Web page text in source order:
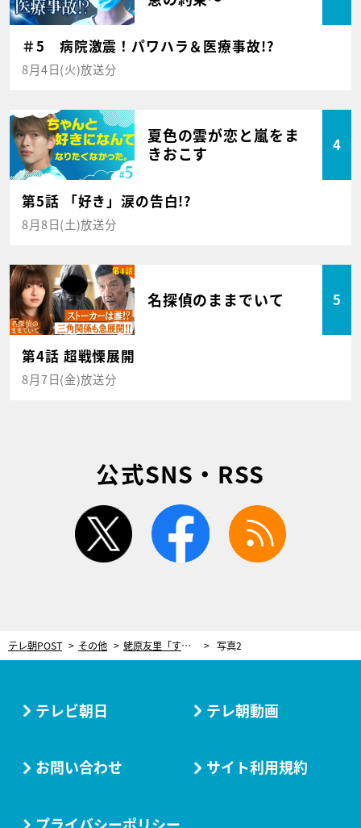
＃5 病院激震！パワハラ＆医療事故!?
8月4日(火)放送分
夏色の雲が恋と嵐をま
きおこす
4
第5話 「好き」涙の告白!?
8月8日(土)放送分
名探偵のままでいて 5
第4話 超戦慄展開
8月7日(金)放送分
公式SNS・RSS
twitter facebook
テレ朝POST その他 蛯原友里「すごく大人っぽい！」プロが伝授する、リップが主役の“秋冬の透明感メイク” 写真2
テレビ朝日 テレ朝動画
お問い合わせ サイト利用規約